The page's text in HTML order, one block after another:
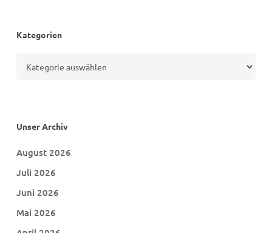
Kategorien
Unser Archiv
August 2026
Juli 2026
Juni 2026
Mai 2026